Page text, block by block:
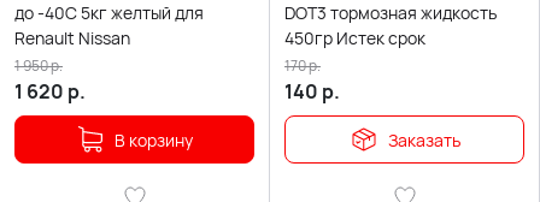
до -40С 5кг желтый для
Renault Nissan
1 620 р.
1 950р.
В корзину
DOT3 тормозная жидкость
450гр Истек срок
140 р.
170р.
Заказать